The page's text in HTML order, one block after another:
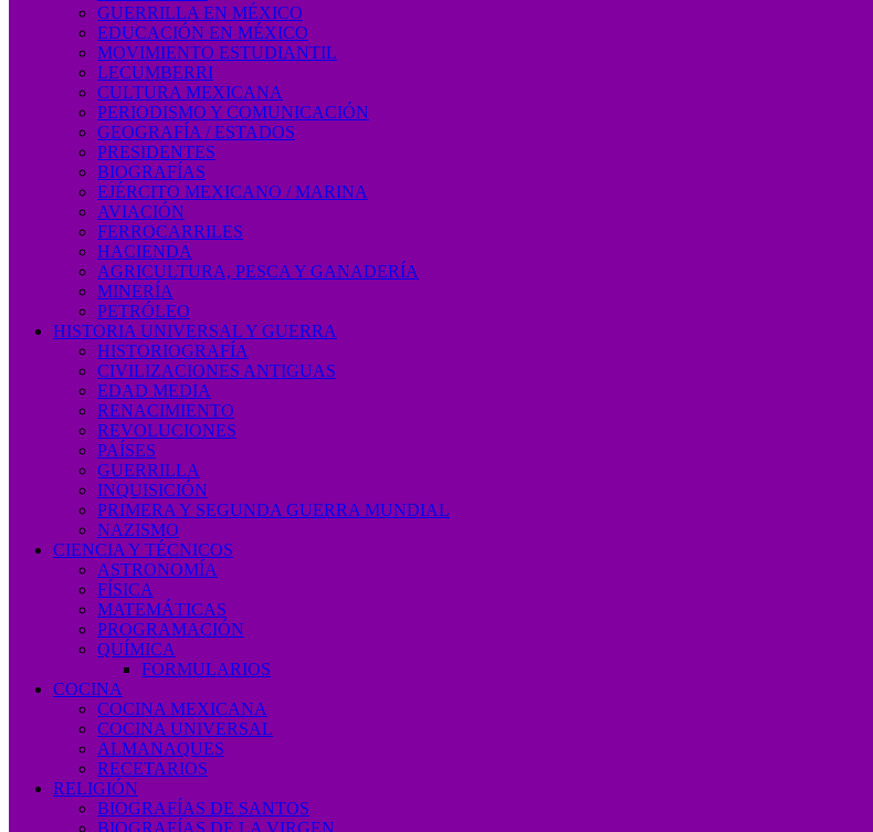
GUERRILLA EN MÉXICO
EDUCACIÓN EN MÉXICO
MOVIMIENTO ESTUDIANTIL
LECUMBERRI
CULTURA MEXICANA
PERIODISMO Y COMUNICACIÓN
GEOGRAFÍA / ESTADOS
PRESIDENTES
BIOGRAFÍAS
EJÉRCITO MEXICANO / MARINA
AVIACIÓN
FERROCARRILES
HACIENDA
AGRICULTURA, PESCA Y GANADERÍA
MINERÍA
PETRÓLEO
HISTORIA UNIVERSAL Y GUERRA
HISTORIOGRAFÍA
CIVILIZACIONES ANTIGUAS
EDAD MEDIA
RENACIMIENTO
REVOLUCIONES
PAÍSES
GUERRILLA
INQUISICIÓN
PRIMERA Y SEGUNDA GUERRA MUNDIAL
NAZISMO
CIENCIA Y TÉCNICOS
ASTRONOMÍA
FÍSICA
MATEMÁTICAS
PROGRAMACIÓN
QUÍMICA
FORMULARIOS
COCINA
COCINA MEXICANA
COCINA UNIVERSAL
ALMANAQUES
RECETARIOS
RELIGIÓN
BIOGRAFÍAS DE SANTOS
BIOGRAFÍAS DE LA VIRGEN